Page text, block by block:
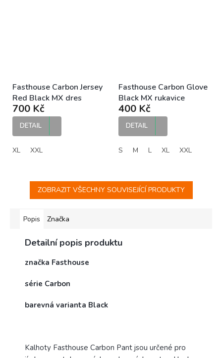
Fasthouse Carbon Jersey
Red Black MX dres
700 Kč
DETAIL
XL XXL
Fasthouse Carbon Glove
Black MX rukavice
400 Kč
DETAIL
S M L XL XXL
ZOBRAZIT VŠECHNY SOUVISEJÍCÍ PRODUKTY
Popis Značka
Detailní popis produktu
značka Fasthouse
série Carbon
barevná varianta Black
Kalhoty Fasthouse Carbon Pant jsou určené pro